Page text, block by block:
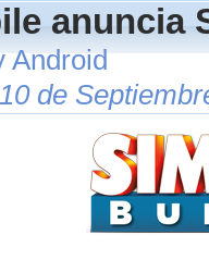
anuncia
Android
de